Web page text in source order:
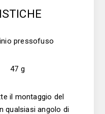
pressofuso
47 g
il montaggio del
qualsiasi angolo di